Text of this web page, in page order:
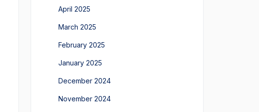
April 2025
March 2025
February 2025
January 2025
December 2024
November 2024